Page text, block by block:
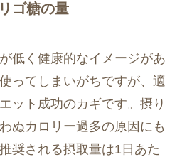
ゴ糖の量
低く健康的なイメージがあ
ってしまいがちですが、適
ット成功のカギです。摂り
ぬカロリー過多の原因にも
奨される摂取量は1日あた